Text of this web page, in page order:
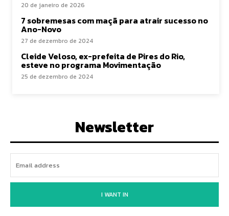
20 de janeiro de 2026
7 sobremesas com maçã para atrair sucesso no
Ano-Novo
27 de dezembro de 2024
Cleide Veloso, ex-prefeita de Pires do Rio,
esteve no programa Movimentação
25 de dezembro de 2024
Newsletter
I WANT IN